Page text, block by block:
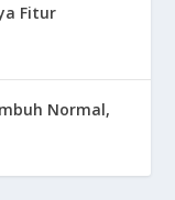
Fitur
Normal,